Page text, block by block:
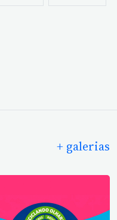
+ galerias